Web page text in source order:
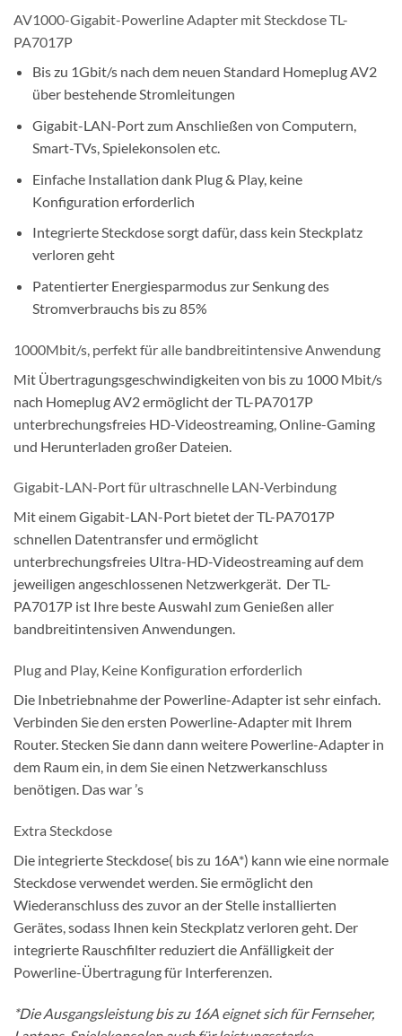
AV1000-Gigabit-Powerline Adapter mit Steckdose TL-
PA7017P
Bis zu 1Gbit/s nach dem neuen Standard Homeplug AV2
über bestehende Stromleitungen
Gigabit-LAN-Port zum Anschließen von Computern,
Smart-TVs, Spielekonsolen etc.
Einfache Installation dank Plug & Play, keine
Konfiguration erforderlich
Integrierte Steckdose sorgt dafür, dass kein Steckplatz
verloren geht
Patentierter Energiesparmodus zur Senkung des
Stromverbrauchs bis zu 85%
1000Mbit/s, perfekt für alle bandbreitintensive Anwendung
Mit Übertragungsgeschwindigkeiten von bis zu 1000 Mbit/s
nach Homeplug AV2 ermöglicht der TL-PA7017P
unterbrechungsfreies HD-Videostreaming, Online-Gaming
und Herunterladen großer Dateien.
Gigabit-LAN-Port für ultraschnelle LAN-Verbindung
Mit einem Gigabit-LAN-Port bietet der TL-PA7017P
schnellen Datentransfer und ermöglicht
unterbrechungsfreies Ultra-HD-Videostreaming auf dem
jeweiligen angeschlossenen Netzwerkgerät. Der TL-
PA7017P ist Ihre beste Auswahl zum Genießen aller
bandbreitintensiven Anwendungen.
Plug and Play, Keine Konfiguration erforderlich
Die Inbetriebnahme der Powerline-Adapter ist sehr einfach.
Verbinden Sie den ersten Powerline-Adapter mit Ihrem
Router. Stecken Sie dann dann weitere Powerline-Adapter in
dem Raum ein, in dem Sie einen Netzwerkanschluss
benötigen. Das war ’s
Extra Steckdose
Die integrierte Steckdose( bis zu 16A*) kann wie eine normale
Steckdose verwendet werden. Sie ermöglicht den
Wiederanschluss des zuvor an der Stelle installierten
Gerätes, sodass Ihnen kein Steckplatz verloren geht. Der
integrierte Rauschfilter reduziert die Anfälligkeit der
Powerline-Übertragung für Interferenzen.
*Die Ausgangsleistung bis zu 16A eignet sich für Fernseher,